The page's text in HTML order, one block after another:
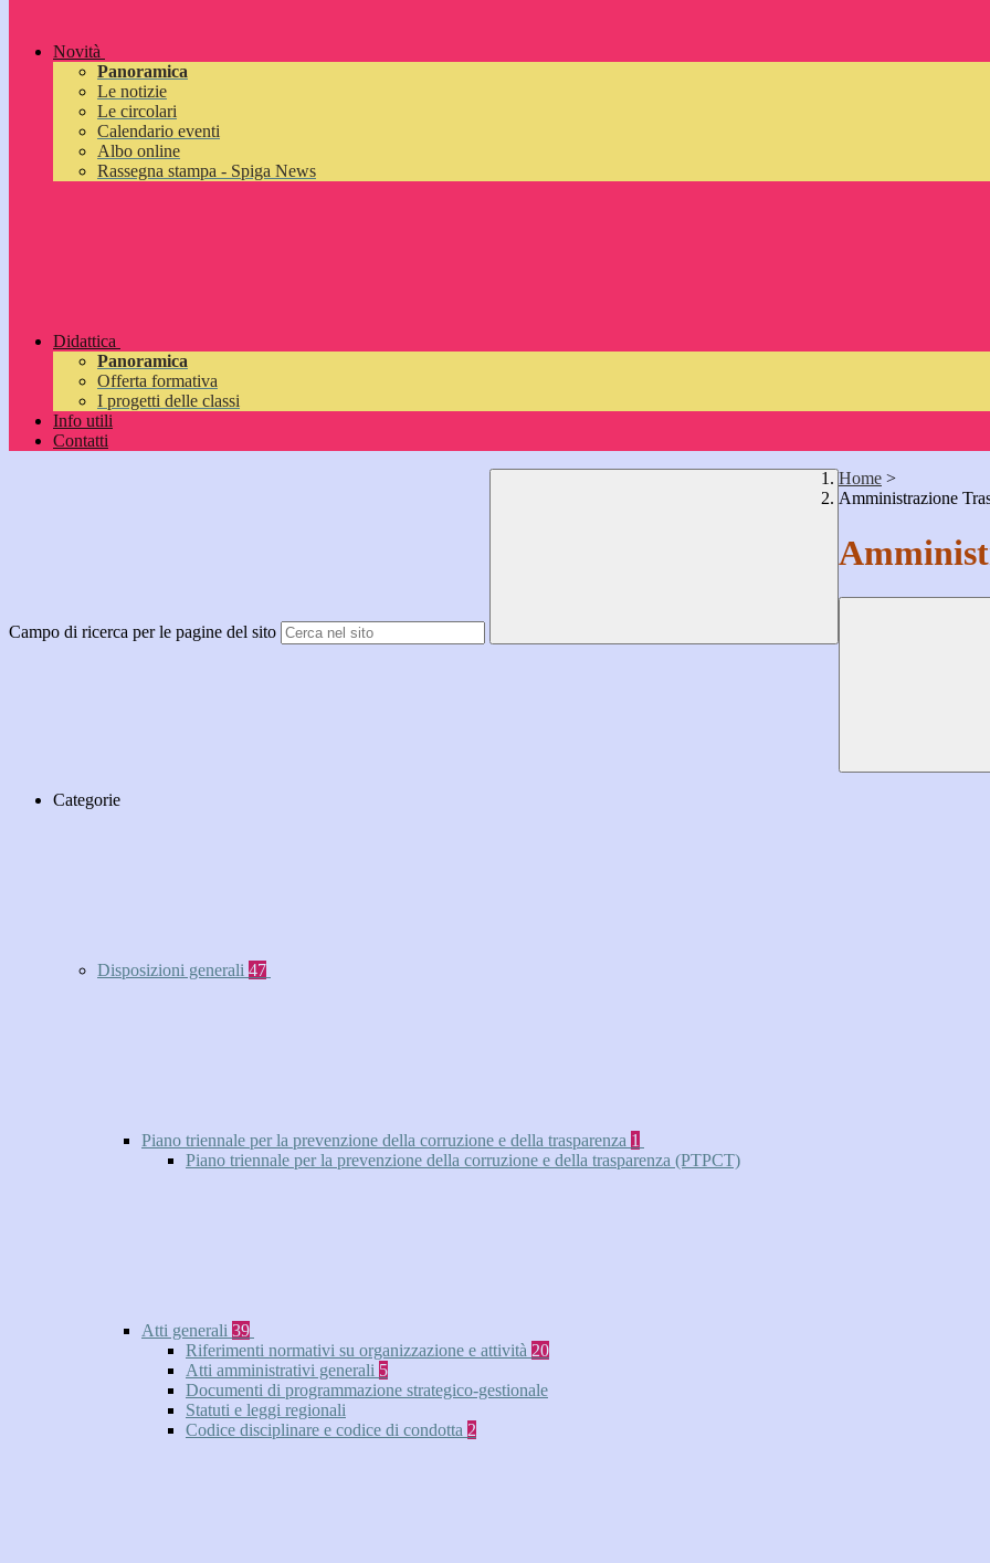
Novità
Panoramica
Le notizie
Le circolari
Calendario eventi
Albo online
Rassegna stampa - Spiga News
Didattica
Panoramica
Offerta formativa
I progetti delle classi
Info utili
Contatti
Campo di ricerca per le pagine del sito
Home >
Amministrazione
Categorie
Disposizioni generali 47
Piano triennale per la prevenzione della corruzione e della trasparenza 1
Piano triennale per la prevenzione della corruzione e della trasparenza (PTPCT)
Atti generali 39
Riferimenti normativi su organizzazione e attività 20
Atti amministrativi generali 5
Documenti di programmazione strategico-gestionale
Statuti e leggi regionali
Codice disciplinare e codice di condotta 2